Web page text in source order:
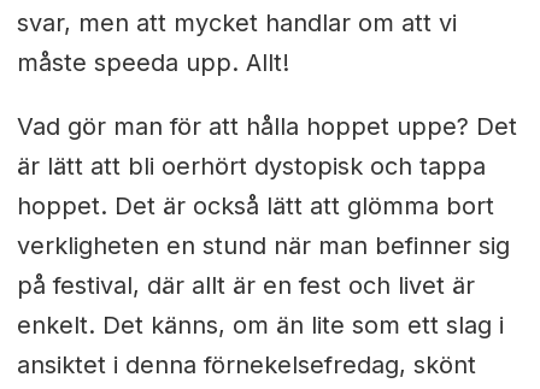
svar, men att mycket handlar om att vi
måste speeda upp. Allt!
Vad gör man för att hålla hoppet uppe? Det
är lätt att bli oerhört dystopisk och tappa
hoppet. Det är också lätt att glömma bort
verkligheten en stund när man befinner sig
på festival, där allt är en fest och livet är
enkelt. Det känns, om än lite som ett slag i
ansiktet i denna förnekelsefredag, skönt